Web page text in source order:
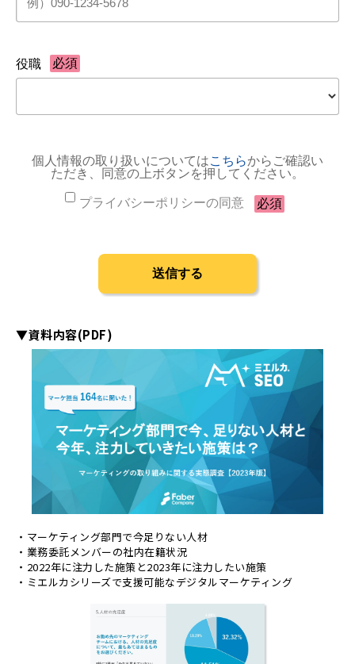
▼資料内容(PDF)
・マーケティング部門で今足りない人材
・業務委託メンバーの社内在籍状況
・2022年に注力した施策と2023年に注力したい施策
・ミエルカシリーズで支援可能なデジタルマーケティング